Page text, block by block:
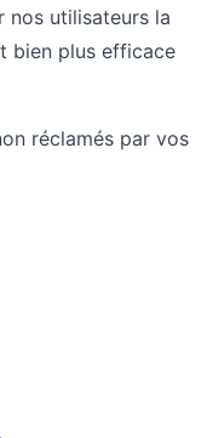
nos utilisateurs la
bien plus efficace
réclamés par vos